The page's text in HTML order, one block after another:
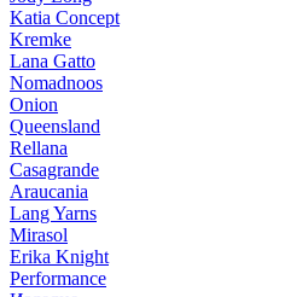
Katia Concept
Kremke
Lana Gatto
Nomadnoos
Onion
Queensland
Rellana
Casagrande
Araucania
Lang Yarns
Mirasol
Erika Knight
Performance